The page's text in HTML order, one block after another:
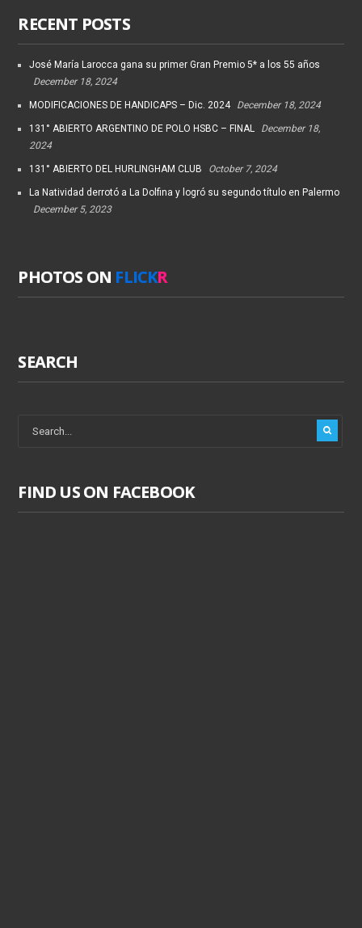
RECENT POSTS
José María Larocca gana su primer Gran Premio 5* a los 55 años
December 18, 2024
MODIFICACIONES DE HANDICAPS – Dic. 2024 December 18, 2024
131° ABIERTO ARGENTINO DE POLO HSBC – FINAL
December 18,
2024
131° ABIERTO DEL HURLINGHAM CLUB October 7, 2024
La Natividad derrotó a La Dolfina y logró su segundo título en Palermo
December 5, 2023
PHOTOS ON FLICKR
SEARCH
FIND US ON FACEBOOK